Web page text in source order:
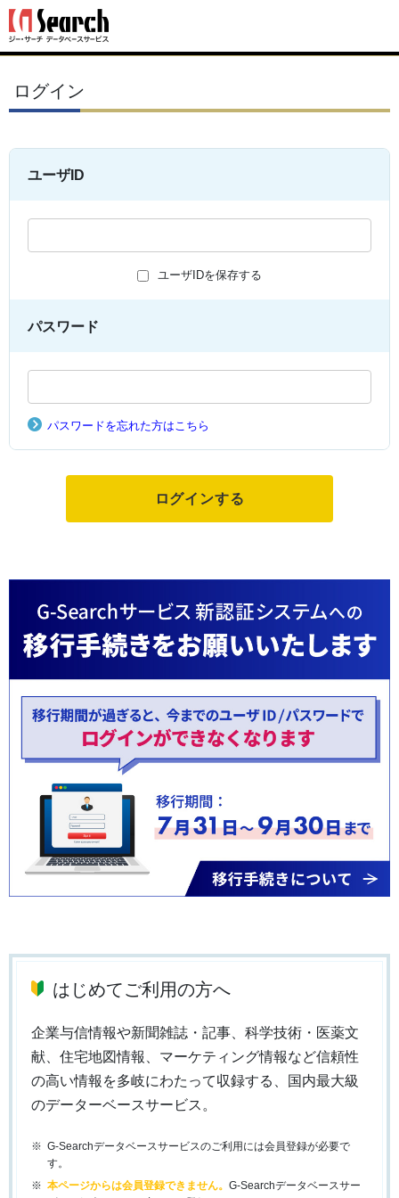
ログイン
ユーザID
ユーザIDを保存する
パスワード
パスワードを忘れた方はこちら
はじめてご利用の方へ
企業与信情報や新聞雑誌・記事、科学技術・医薬文
献、住宅地図情報、マーケティング情報など信頼性
の高い情報を多岐にわたって収録する、国内最大級
のデーターベースサービス。
G-Searchデータベースサービスのご利用には会員登録が必要で
す。
本ページからは会員登録できません。 G-Searchデータベースサー